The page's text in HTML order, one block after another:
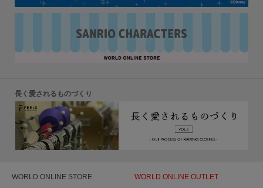
長く愛されるものづくり
WORLD ONLINE STORE WORLD ONLINE OUTLET